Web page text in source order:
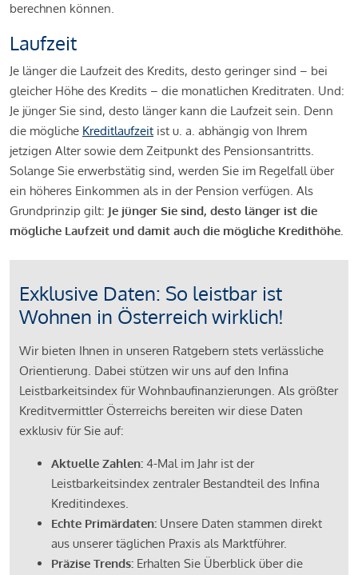
berechnen können.
Laufzeit
Je länger die Laufzeit des Kredits, desto geringer sind – bei
gleicher Höhe des Kredits – die monatlichen Kreditraten. Und:
Je jünger Sie sind, desto länger kann die Laufzeit sein. Denn
die mögliche Kreditlaufzeit ist u. a. abhängig von Ihrem
jetzigen Alter sowie dem Zeitpunkt des Pensionsantritts.
Solange Sie erwerbstätig sind, werden Sie im Regelfall über
ein höheres Einkommen als in der Pension verfügen. Als
Grundprinzip gilt: Je jünger Sie sind, desto länger ist die
mögliche Laufzeit und damit auch die mögliche Kredithöhe.
Exklusive Daten: So leistbar ist
Wohnen in Österreich wirklich!
Wir bieten Ihnen in unseren Ratgebern stets verlässliche
Orientierung. Dabei stützen wir uns auf den Infina
Leistbarkeitsindex für Wohnbaufinanzierungen. Als größter
Kreditvermittler Österreichs bereiten wir diese Daten
exklusiv für Sie auf:
Aktuelle Zahlen: 4-Mal im Jahr ist der
Leistbarkeitsindex zentraler Bestandteil des Infina
Kreditindexes.
Echte Primärdaten: Unsere Daten stammen direkt
aus unserer täglichen Praxis als Marktführer.
Präzise Trends: Erhalten Sie Überblick über die